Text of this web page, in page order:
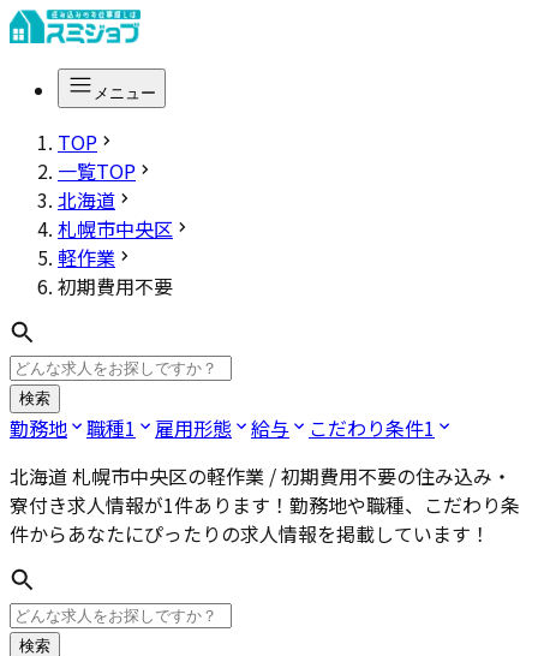
メニュー
TOP
一覧TOP
北海道
札幌市中央区
軽作業
初期費用不要
検索
勤務地 職種1 雇用形態 給与 こだわり条件1
北海道 札幌市中央区の軽作業 / 初期費用不要の住み込み・
寮付き求人情報が1件あります！勤務地や職種、こだわり条
件からあなたにぴったりの求人情報を掲載しています！
検索